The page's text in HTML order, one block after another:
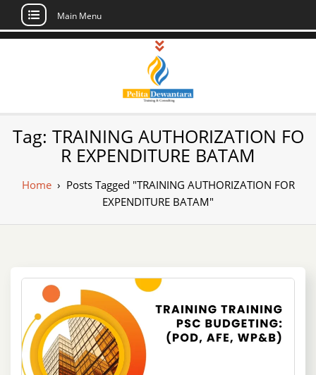
Skip
Main Menu
Pusat Pelatihan
dan Sertifikasi –
Daftar Training
Indonesia
Sertifikasi di Indonesia
Tag: TRAINING AUTHORIZATION FO
R EXPENDITURE BATAM
Home› Posts Tagged "TRAINING AUTHORIZATION FOR
EXPENDITURE BATAM"